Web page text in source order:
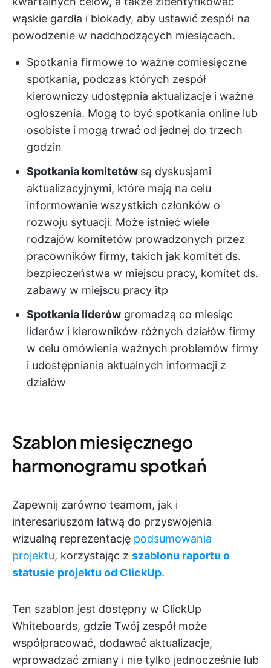
wąskie gardła i blokady, aby ustawić zespół na
powodzenie w nadchodzących miesiącach.
Spotkania firmowe to ważne comiesięczne
spotkania, podczas których zespół
kierowniczy udostępnia aktualizacje i ważne
ogłoszenia. Mogą to być spotkania online lub
osobiste i mogą trwać od jednej do trzech
godzin
Spotkania komitetów są dyskusjami
aktualizacyjnymi, które mają na celu
informowanie wszystkich członków o
rozwoju sytuacji. Może istnieć wiele
rodzajów komitetów prowadzonych przez
pracowników firmy, takich jak komitet ds.
bezpieczeństwa w miejscu pracy, komitet ds.
zabawy w miejscu pracy itp
Spotkania liderów gromadzą co miesiąc
liderów i kierowników różnych działów firmy
w celu omówienia ważnych problemów firmy
i udostępniania aktualnych informacji z
działów
Szablon miesięcznego
harmonogramu spotkań
Zapewnij zarówno teamom, jak i
interesariuszom łatwą do przyswojenia
wizualną reprezentację podsumowania
projektu, korzystając z szablonu raportu o
statusie projektu od ClickUp.
Ten szablon jest dostępny w ClickUp
Whiteboards, gdzie Twój zespół może
współpracować, dodawać aktualizacje,
wprowadzać zmiany i nie tylko jednocześnie lub